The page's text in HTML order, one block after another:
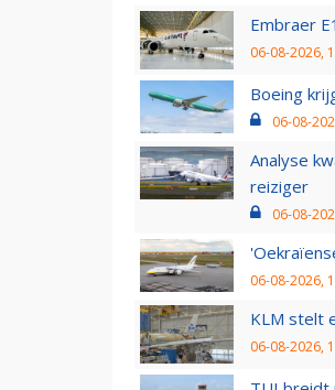
Embraer
06-08-2026,
Boeing
06-08-
Analyse
reiziger
06-08-
06-08-2026,
KLM stelt
06-08-2026,